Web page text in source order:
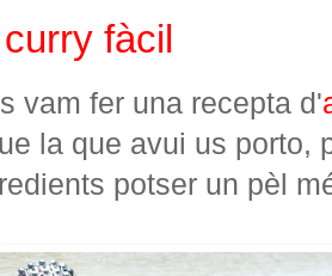
fàcil
vam fer una recepta d'
la que avui us porto,
potser un pèl